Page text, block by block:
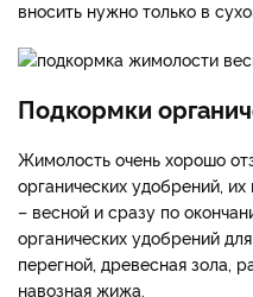
вносить нужно только в
Подкормки
Жимолость очень хорошо
органических удобрений,
– весной и сразу по
органических удобрений
перегной, древесная зола,
навозная жижа.